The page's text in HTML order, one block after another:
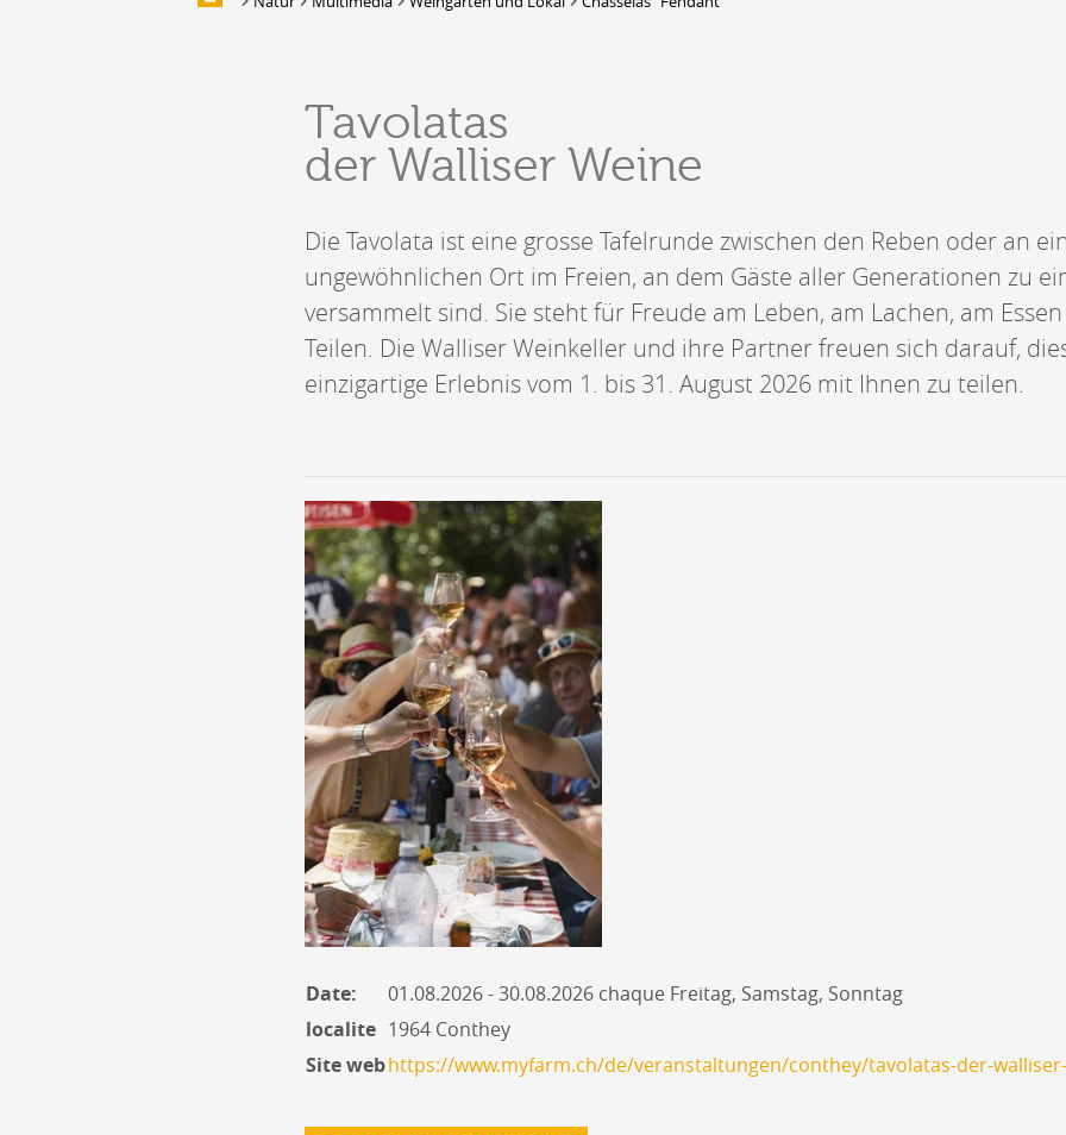
Multimedia
Unterbringung
Location de salles et de couverts
Caveaux de dégustation
Géologie, faune et flore
Mayens et alpages
Hébergement
Accès
Tavolatas
der Walliser Weine
Die Tavolata ist eine grosse Tafelrunde zwischen den Reben oder an
ungewöhnlichen Ort im Freien, an dem Gäste aller Generationen zu
versammelt sind. Sie steht für Freude am Leben, am Lachen, am
Teilen. Die Walliser Weinkeller und ihre Partner freuen sich darauf,
einzigartige Erlebnis vom 1. bis 31. August 2026 mit Ihnen zu teilen.
Date:
01.08.2026 - 30.08.2026 chaque Freitag, Samstag, Sonntag
localite 1964 Conthey
Site webhttps://www.myfarm.ch/de/veranstaltungen/conthey/tavolatas-der-walliser-